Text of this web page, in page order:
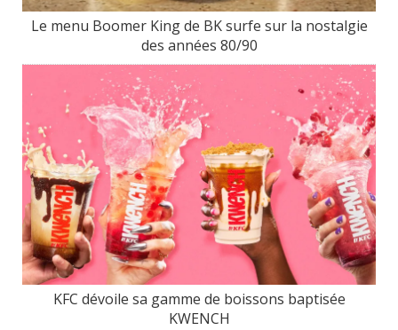
Le menu Boomer King de BK surfe sur la nostalgie
des années 80/90
KFC dévoile sa gamme de boissons baptisée
KWENCH